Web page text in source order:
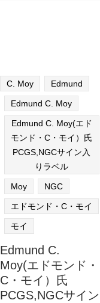
C. Moy Edmund
Edmund C. Moy
Edmund C. Moy(エド
モンド・C・モイ）氏
PCGS,NGCサイン入
りラベル
Moy NGC
エドモンド・C・モイ
モイ
Edmund C.
Moy(エドモンド・
C・モイ）氏
PCGS,NGCサイン